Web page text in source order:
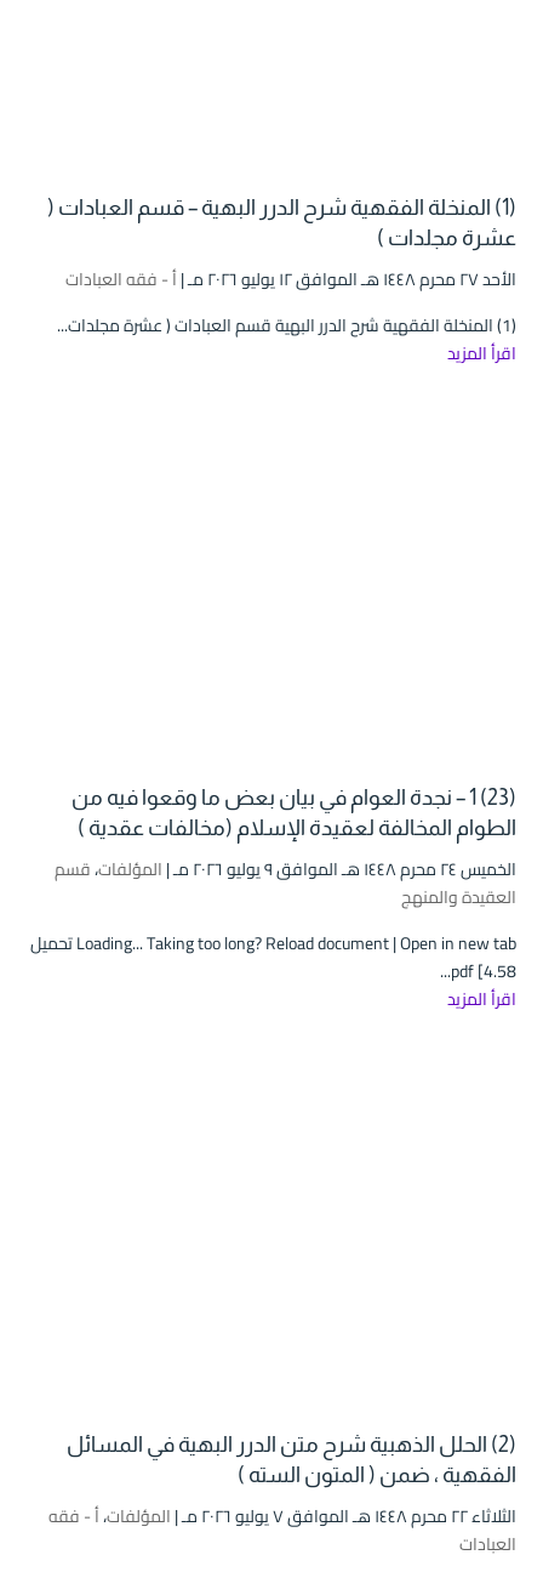
(1) المنخلة الفقهية شرح الدرر البهية – قسم العبادات (
عشرة مجلدات )
الأحد ۲۷ محرم ۱٤٤۸ هـ الموافق ۱۲ يوليو ۲۰۲٦ مـ |
أ - فقه العبادات
(1) المنخلة الفقهية شرح الدرر البهية قسم العبادات ( عشرة مجلدات...
اقرأ المزيد
(23) 1 – نجدة العوام في بيان بعض ما وقعوا فيه من
الطوام المخالفة لعقيدة الإسلام (مخالفات عقدية )
الخميس ۲٤ محرم ۱٤٤۸ هـ الموافق ۹ يوليو ۲۰۲٦ مـ | المؤلفات،قسم
العقيدة والمنهج
Loading... Taking too long? Reload document | Open in new tab تحميل
pdf [4.58...
اقرأ المزيد
(2) الحلل الذهبية شرح متن الدرر البهية في المسائل
الفقهية ، ضمن ( المتون السته )
الثلاثاء ۲۲ محرم ۱٤٤۸ هـ الموافق ۷ يوليو ۲۰۲٦ مـ | المؤلفات،أ - فقه
العبادات